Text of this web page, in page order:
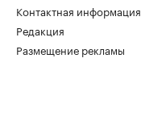
Контактная информация
Редакция
Размещение рекламы